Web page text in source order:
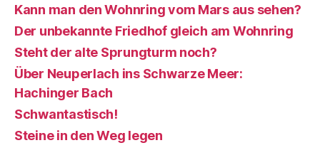
Kann man den Wohnring vom Mars aus sehen?
Der unbekannte Friedhof gleich am Wohnring
Steht der alte Sprungturm noch?
Über Neuperlach ins Schwarze Meer:
Hachinger Bach
Schwantastisch!
Steine in den Weg legen